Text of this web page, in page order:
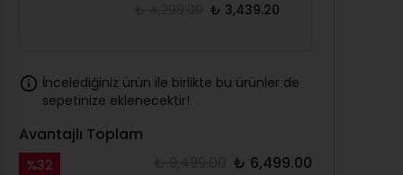
₺ 3,439.20
İncelediğiniz ürün ile birlikte bu ürünler de
sepetinize eklenecektir!
Avantajlı Toplam
%32 ₺ 6,499.00